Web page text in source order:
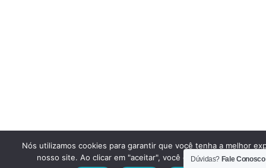
Dúvidas? Fale Conosco
Nós utilizamos cookies para garantir que você tenha a melhor
nosso site. Ao clicar em "aceitar", você concorda em utilizar